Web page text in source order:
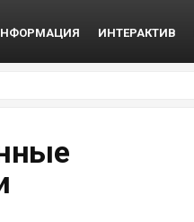
ИНТЕРАКТИВ